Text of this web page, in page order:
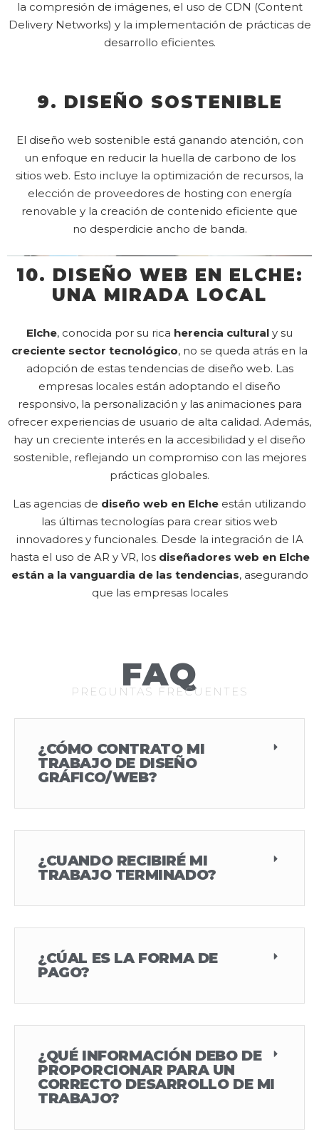
la compresión de imágenes, el uso de CDN (Content
Delivery Networks) y la implementación de prácticas de
desarrollo eficientes.
9. DISEÑO SOSTENIBLE
El diseño web sostenible está ganando atención, con
un enfoque en reducir la huella de carbono de los
sitios web. Esto incluye la optimización de recursos, la
elección de proveedores de hosting con energía
renovable y la creación de contenido eficiente que
no desperdicie ancho de banda.
10. DISEÑO WEB EN ELCHE:
UNA MIRADA LOCAL
Elche, conocida por su rica herencia cultural y su
creciente sector tecnológico, no se queda atrás en la
adopción de estas tendencias de diseño web. Las
empresas locales están adoptando el diseño
responsivo, la personalización y las animaciones para
ofrecer experiencias de usuario de alta calidad. Además,
hay un creciente interés en la accesibilidad y el diseño
sostenible, reflejando un compromiso con las mejores
prácticas globales.
Las agencias de diseño web en Elche están utilizando
las últimas tecnologías para crear sitios web
innovadores y funcionales. Desde la integración de IA
hasta el uso de AR y VR, los diseñadores web en Elche
están a la vanguardia de las tendencias, asegurando
que las empresas locales
FAQ
PREGUNTAS FRECUENTES
¿CÓMO CONTRATO MI
TRABAJO DE DISEÑO
GRÁFICO/WEB?
¿CUANDO RECIBIRÉ MI
TRABAJO TERMINADO?
¿CÚAL ES LA FORMA DE
PAGO?
¿QUÉ INFORMACIÓN DEBO DE
PROPORCIONAR PARA UN
CORRECTO DESARROLLO DE MI
TRABAJO?